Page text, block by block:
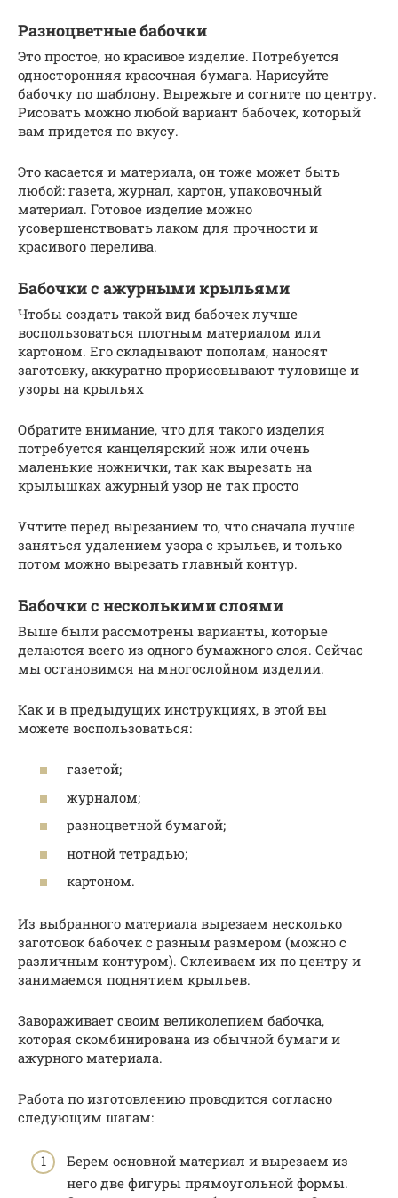
Разноцветные бабочки
Это простое, но красивое изделие. Потребуется
односторонняя красочная бумага. Нарисуйте
бабочку по шаблону. Вырежьте и согните по центру.
Рисовать можно любой вариант бабочек, который
вам придется по вкусу.
Это касается и материала, он тоже может быть
любой: газета, журнал, картон, упаковочный
материал. Готовое изделие можно
усовершенствовать лаком для прочности и
красивого перелива.
Бабочки с ажурными крыльями
Чтобы создать такой вид бабочек лучше
воспользоваться плотным материалом или
картоном. Его складывают пополам, наносят
заготовку, аккуратно прорисовывают туловище и
узоры на крыльях
Обратите внимание, что для такого изделия
потребуется канцелярский нож или очень
маленькие ножнички, так как вырезать на
крылышках ажурный узор не так просто
Учтите перед вырезанием то, что сначала лучше
заняться удалением узора с крыльев, и только
потом можно вырезать главный контур.
Бабочки с несколькими слоями
Выше были рассмотрены варианты, которые
делаются всего из одного бумажного слоя. Сейчас
мы остановимся на многослойном изделии.
Как и в предыдущих инструкциях, в этой вы
можете воспользоваться:
газетой;
журналом;
разноцветной бумагой;
нотной тетрадью;
картоном.
Из выбранного материала вырезаем несколько
заготовок бабочек с разным размером (можно с
различным контуром). Склеиваем их по центру и
занимаемся поднятием крыльев.
Завораживает своим великолепием бабочка,
которая скомбинирована из обычной бумаги и
ажурного материала.
Работа по изготовлению проводится согласно
следующим шагам:
Берем основной материал и вырезаем из
него две фигуры прямоугольной формы.